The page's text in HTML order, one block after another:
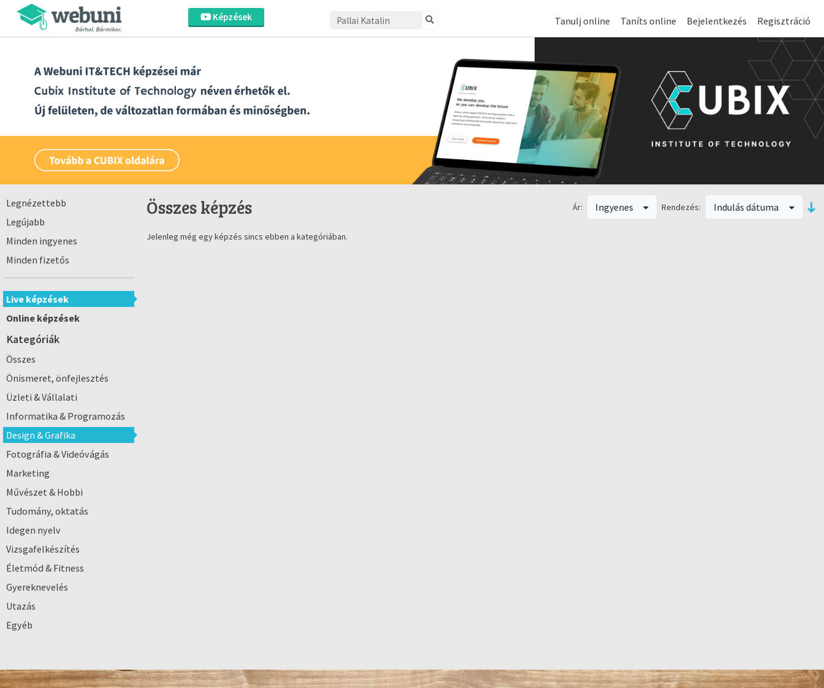
Képzések Tanulj online Taníts online Bejelentkezés Regisztráció
Legnézettebb
Legújabb
Minden ingyenes
Minden fizetős
Live képzések
Online képzések
Kategóriák
Összes
Önismeret, önfejlesztés
Üzleti & Vállalati
Informatika & Programozás
Design & Grafika
Fotográfia & Videóvágás
Marketing
Művészet & Hobbi
Tudomány, oktatás
Idegen nyelv
Vizsgafelkészítés
Életmód & Fitness
Gyereknevelés
Utazás
Egyéb
Összes képzés Ár: Ingyenes Rendezés: Indulás dátuma
Jelenleg még egy képzés sincs ebben a kategóriában.